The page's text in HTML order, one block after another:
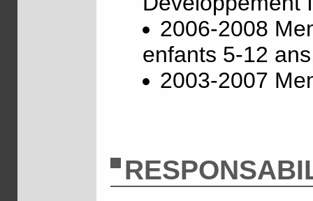
2006-2008
enfants 5-12
2003-2007